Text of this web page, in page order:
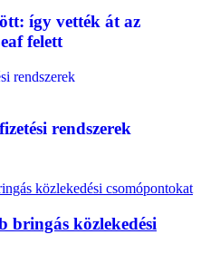
így vették át az
felett
rendszerek
bringás közlekedési